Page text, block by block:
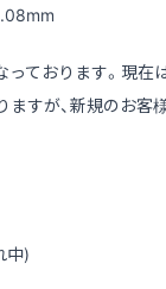
ております。現在
すが、新規のお客
中)